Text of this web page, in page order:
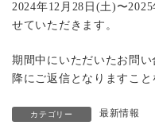
2024年12月28日(土)〜
せていただきます。
期間中にいただいたお問
降にご返信となりますこと
カテゴリー 最新情報